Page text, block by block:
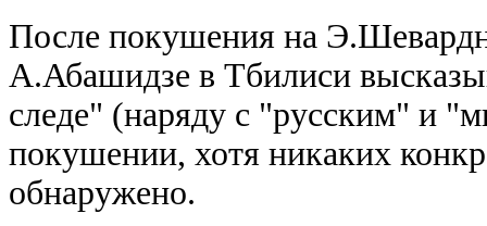
После покушения на
А.Абашидзе в Тбилиси
следе" (наряду с "русским" и
покушении, хотя никаких
обнаружено.